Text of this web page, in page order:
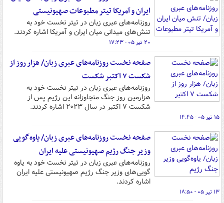
ایران و آمریکا تیتر مطبوعات صهیونیستی
روزنامه‌های عبری زبان در تیتر نخست خود به
تنش‌های میدانی میان ایران و آمریکا اشاره کردند.
۲۰ تیر ۰۵ - ۱۷:۲۳
صفحه نخست روزنامه‌های عبری زبان/ هزار روز از
شکست ۷ اکتبر شکست
روزنامه‌های عبری زبان در تیتر نخست خود به
هزارمین روز جنگ متجاوزانه این رژیم پس از
شکست ۷ اکتبر در سال ۲۰۲۳ اشاره کردند.
۱۵ تیر ۰۵ - ۱۴:۴۵
صفحه نخست روزنامه‌های عبری زبان/ یاوه‌گویی
وزیر جنگ رژیم صهیونیستی علیه ایران
روزنامه‌های عبری زبان در تیتر نخست خود به یاوه
گویی‌های وزیر جنگ رژیم صهیونیستی علیه ایران
اشاره کردند.
۱۳ تیر ۰۵ - ۱۸:۵۰